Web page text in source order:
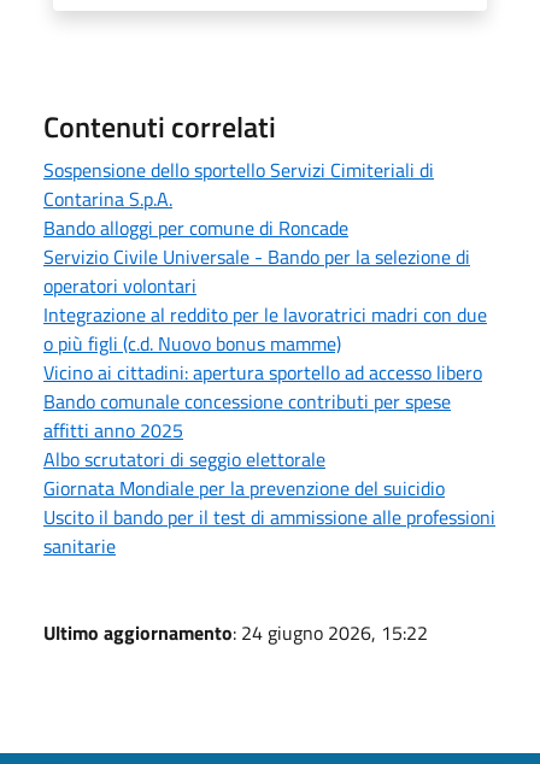
Contenuti correlati
Sospensione dello sportello Servizi Cimiteriali di
Contarina S.p.A.
Bando alloggi per comune di Roncade
Servizio Civile Universale - Bando per la selezione di
operatori volontari
Integrazione al reddito per le lavoratrici madri con due
o più figli (c.d. Nuovo bonus mamme)
Vicino ai cittadini: apertura sportello ad accesso libero
Bando comunale concessione contributi per spese
affitti anno 2025
Albo scrutatori di seggio elettorale
Giornata Mondiale per la prevenzione del suicidio
Uscito il bando per il test di ammissione alle professioni
sanitarie
Ultimo aggiornamento: 24 giugno 2026, 15:22